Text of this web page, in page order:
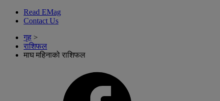
Read EMag
Contact Us
गृह >
राशिफल
माघ महिनाको राशिफल